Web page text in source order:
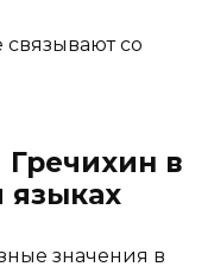
со
в
языках
значения в